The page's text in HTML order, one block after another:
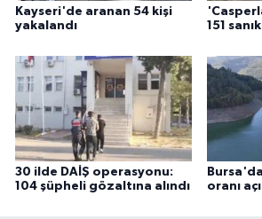
Kayseri'de aranan 54 kişi
yakalandı
151
30 ilde DAİŞ operasyonu:
104 şüpheli gözaltına alındı
oranı